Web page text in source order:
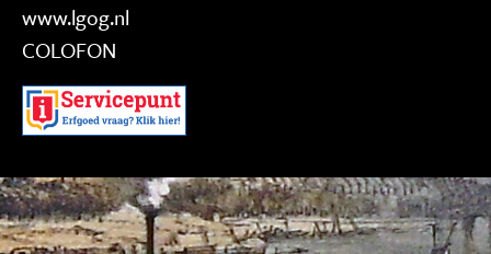
www.lgog.nl
COLOFON